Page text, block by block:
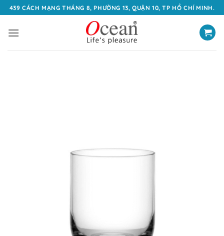
qua
nội
439 CÁCH MẠNG THÁNG 8, PHƯỜNG 13, QUẬN 10, TP HỒ CHÍ MINH.